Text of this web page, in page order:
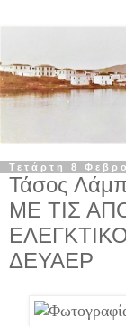
Τετάρτη 8
Τάσος
ΜΕ ΤΙΣ
ΔΕΥΑΕΡ